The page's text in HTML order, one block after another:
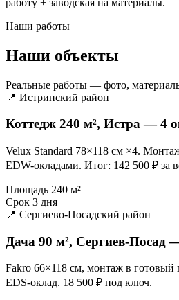
Наши работы
Наши объекты
Реальные работы — фото,
📍 Истринский район
Коттедж 240 м², Истра — 4
Velux Standard 78×118 см ×4.
EDW-окладами. Итог: 142 500 ₽ за
Площадь 240 м²
Срок 3 дня
📍 Сергиево-Посадский район
Дача 90 м², Сергиев-Посад
Fakro 66×118 см, монтаж в готовый
EDS-оклад. 18 500 ₽ под ключ.